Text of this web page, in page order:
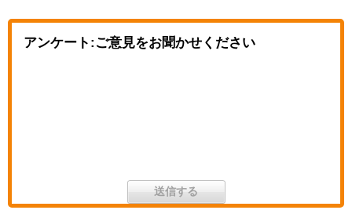
アンケート:ご意見をお聞かせください